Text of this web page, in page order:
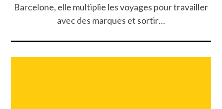
Barcelone, elle multiplie les voyages pour travailler
avec des marques et sortir…